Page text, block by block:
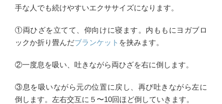
手な人でも続けやすいエクササイズになります。
①両ひざを立てて、仰向けに寝ます。内ももにヨガブロ
ックか折り畳んだブランケット を挟みます。
②一度息を吸い、吐きながら両ひざを右に倒します。
③息を吸いながら元の位置に戻し、再び吐きながら左に
倒します。左右交互に５〜10回ほど倒していきます。